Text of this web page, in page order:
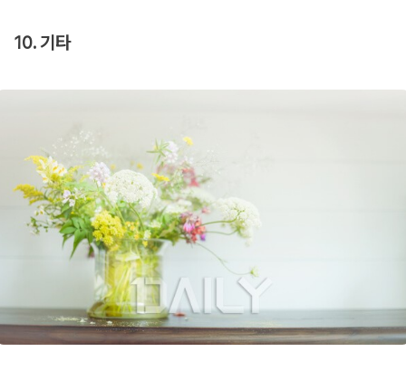
10. 기타